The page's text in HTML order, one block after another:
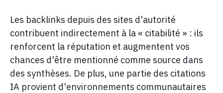
Les backlinks depuis des sites d'autorité
contribuent indirectement à la « citabilité » : ils
renforcent la réputation et augmentent vos
chances d'être mentionné comme source dans
des synthèses. De plus, une partie des citations
IA provient d'environnements communautaires